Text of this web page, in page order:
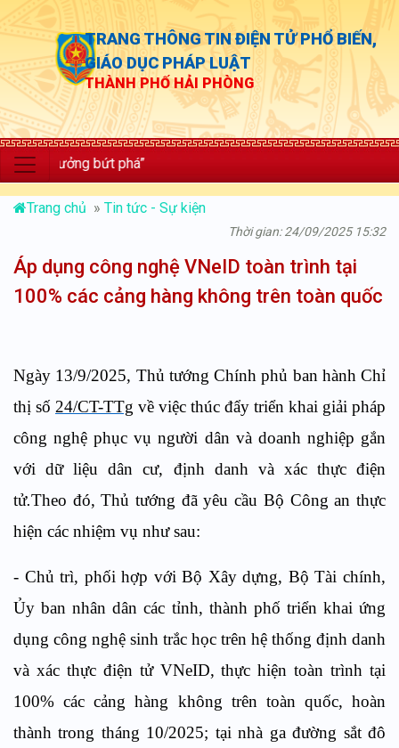
TRANG THÔNG TIN ĐIỆN TỬ PHỔ BIẾN,
GIÁO DỤC PHÁP LUẬT
THÀNH PHỐ HẢI PHÒNG
bứt phá”
Trang chủ » Tin tức - Sự kiện
Thời gian: 24/09/2025 15:32
Áp dụng công nghệ VNeID toàn trình tại
100% các cảng hàng không trên toàn quốc
Ngày 13/9/2025, Thủ tướng Chính phủ ban hành Chỉ
thị số 24/CT-TTg về việc thúc đẩy triển khai giải pháp
công nghệ phục vụ người dân và doanh nghiệp gắn
với dữ liệu dân cư, định danh và xác thực điện
tử.Theo đó, Thủ tướng đã yêu cầu Bộ Công an thực
hiện các nhiệm vụ như sau:
- Chủ trì, phối hợp với Bộ Xây dựng, Bộ Tài chính,
Ủy ban nhân dân các tỉnh, thành phố triển khai ứng
dụng công nghệ sinh trắc học trên hệ thống định danh
và xác thực điện tử VNeID, thực hiện toàn trình tại
100% các cảng hàng không trên toàn quốc, hoàn
thành trong tháng 10/2025; tại nhà ga đường sắt đô